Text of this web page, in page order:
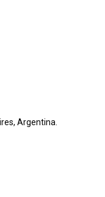
Argentina.